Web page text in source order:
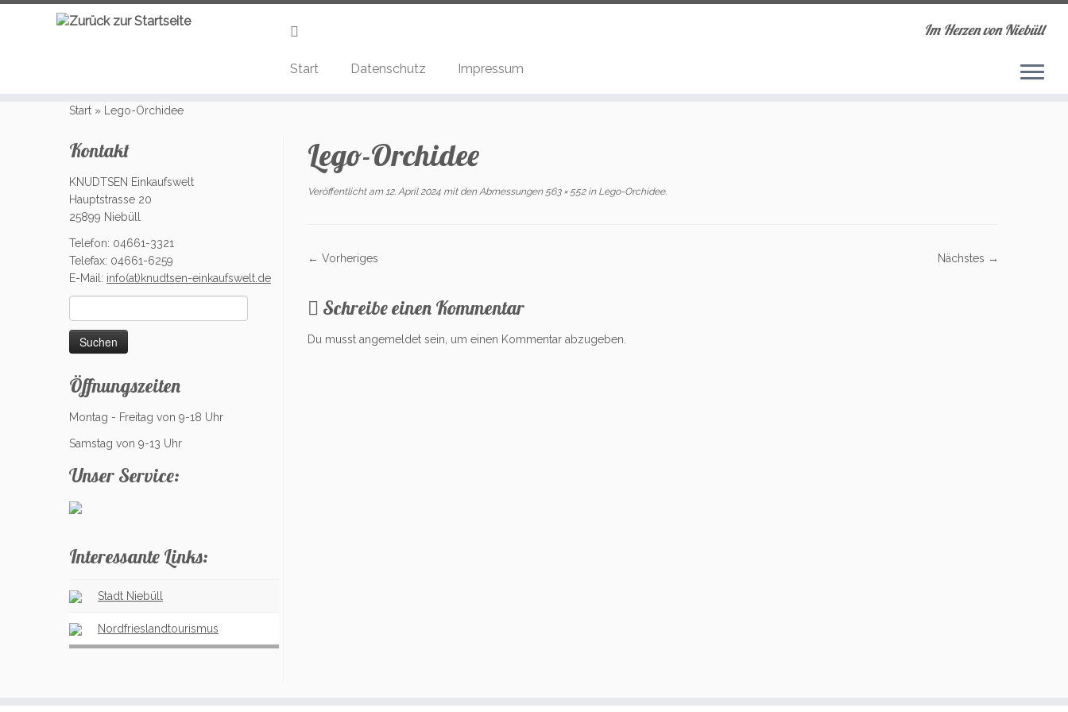
Im Herzen von Niebüll
Start Datenschutz Impressum
Start » Lego-Orchidee
Kontakt
KNUDTSEN Einkaufswelt
Hauptstrasse 20
25899 Niebüll
Telefon: 04661-3321
Telefax: 04661-6259
E-Mail: info(at)knudtsen-einkaufswelt.de
nach:
Öffnungszeiten
Montag - Freitag von 9-18 Uhr
Samstag von 9-13 Uhr
Unser Service:
Interessante Links:
Stadt Niebüll
Nordfrieslandtourismus
Lego-Orchidee
Veröffentlicht am 12. April 2024 mit den Abmessungen563 × 552inLego-Orchidee.
← Vorheriges Nächstes →
Schreibe einen Kommentar
Du musst angemeldet sein, um einen Kommentar abzugeben.